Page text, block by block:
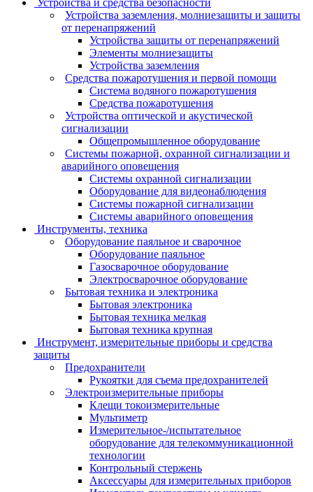
Устройства и средства безопасности
Устройства заземления, молниезащиты и защиты
от перенапряжений
Устройства защиты от перенапряжений
Элементы молниезащиты
Устройства заземления
Средства пожаротушения и первой помощи
Система водяного пожаротушения
Средства пожаротушения
Устройства оптической и акустической
сигнализации
Общепромышленное оборудование
Системы пожарной, охранной сигнализации и
аварийного оповещения
Системы охранной сигнализации
Оборудование для видеонаблюдения
Системы пожарной сигнализации
Системы аварийного оповещения
Инструменты, техника
Оборудование паяльное и сварочное
Оборудование паяльное
Газосварочное оборудование
Электросварочное оборудование
Бытовая техника и электроника
Бытовая электроника
Бытовая техника мелкая
Бытовая техника крупная
Инструмент, измерительные приборы и средства
защиты
Предохранители
Рукоятки для съема предохранителей
Электроизмерительные приборы
Клещи токоизмерительные
Мультиметр
Измерительное-/испытательное
оборудование для телекоммуникационной
технологии
Контрольный стержень
Аксессуары для измерительных приборов